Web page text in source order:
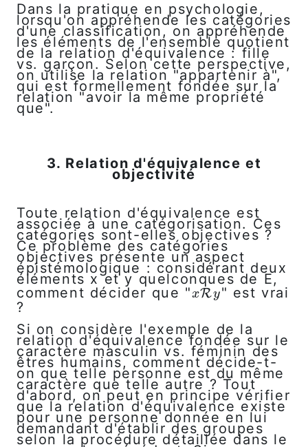
Dans la pratique en psychologie,
lorsqu'on appréhende les catégories
d'une classification, on appréhende
les éléments de l'ensemble quotient
de la relation d'équivalence : fille
vs. garçon. Selon cette perspective,
on utilise la relation "appartenir à",
qui est formellement fondée sur la
relation "avoir la même propriété
que".
3. Relation d'équivalence et
objectivité
Toute relation d'équivalence est
associée à une catégorisation. Ces
catégories sont-elles objectives ?
Ce problème des catégories
objectives présente un aspect
épistémologique : considérant deux
éléments x et y quelconques de E,
comment décider que "xRy
xRy" est vrai
?
Si on considère l'exemple de la
relation d'équivalence fondée sur le
caractère masculin vs. féminin des
êtres humains, comment décide-t-
on que telle personne est du même
caractère que telle autre ? Tout
d'abord, on peut en principe vérifier
que la relation d'équivalence existe
pour une personne donnée en lui
demandant d'établir des groupes
selon la procédure détaillée dans le